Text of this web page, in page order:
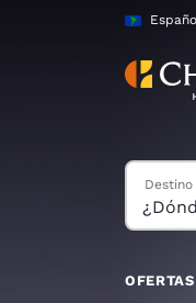
Pasar A Contenido
Buscar
Destino